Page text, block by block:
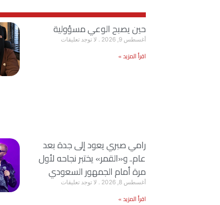
حين يصبح الوعي مسؤولية
أغسطس 9, 2026 لا توجد تعليقات
اقرأ المزيد »
رامي صبري يعود إلى جدة بعد
عام.. و«القمر» يختبر نجاحه لأول
مرة أمام الجمهور السعودي
أغسطس 8, 2026 لا توجد تعليقات
اقرأ المزيد »